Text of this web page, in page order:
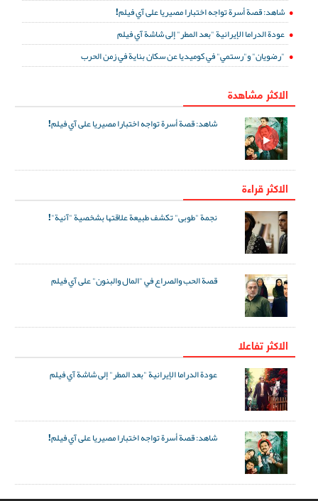
شاهد: قصة أسرة تواجه اختبارا مصيريا على آي فيلم!
عودة الدراما الإيرانية "بعد المطر" إلى شاشة آي فيلم
"رضويان" و"رستمي" في كوميديا عن سكان بناية في زمن الحرب
الاكثر مشاهدة
شاهد: قصة أسرة تواجه اختبارا مصيريا على آي فيلم!
الاكثر قراءة
نجمة "طوبى" تكشف طبيعة علاقتها بشخصية "آنية"!
قصة الحب والصراع في "المال والبنون" على آي فيلم
الاکثر تفاعلا
عودة الدراما الإيرانية "بعد المطر" إلى شاشة آي فيلم
شاهد: قصة أسرة تواجه اختبارا مصيريا على آي فيلم!